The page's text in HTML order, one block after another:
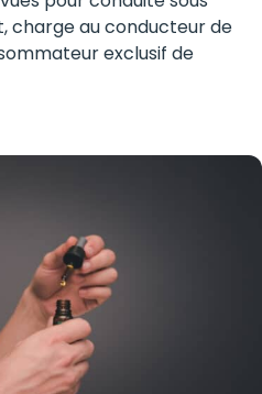
charge au conducteur de
exclusif de